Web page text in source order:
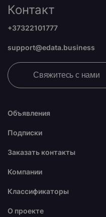
Объявления
Подписки
Заказать контакты
Компании
Классификаторы
О проекте
Контакт
+37322101777
support@edata.business
Свяжитесь с нами